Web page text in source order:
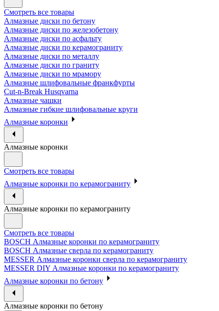
Смотреть все товары
Алмазные диски по бетону
Алмазные диски по железобетону
Алмазные диски по асфальту
Алмазные диски по керамограниту
Алмазные диски по металлу
Алмазные диски по граниту
Алмазные диски по мрамору
Алмазные шлифовальные франкфурты
Cut-n-Break Husqvarna
Алмазные чашки
Алмазные гибкие шлифовальные круги
Алмазные коронки
Алмазные коронки
Смотреть все товары
Алмазные коронки по керамограниту
Алмазные коронки по керамограниту
Смотреть все товары
BOSCH Алмазные коронки по керамограниту
BOSCH Алмазные сверла по керамограниту
MESSER Алмазные коронки сверла по керамограниту
MESSER DIY Алмазные коронки по керамограниту
Алмазные коронки по бетону
Алмазные коронки по бетону